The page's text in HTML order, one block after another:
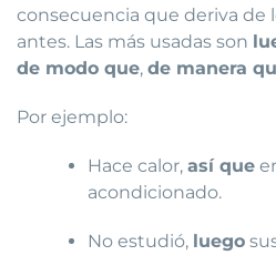
consecuencia que deriva de
antes. Las más usadas son
de modo que, de manera
Por ejemplo:
Hace calor,así que
acondicionado.
No estudió, luego